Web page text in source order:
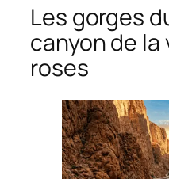
Les gorges
canyon de la
roses